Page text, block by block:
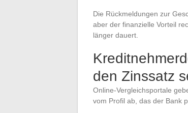
Die Rückmeldungen zur
aber der finanzielle Vorteil
länger dauert.
den Zinssatz
Online-Vergleichsportale
vom Profil ab, das der Bank